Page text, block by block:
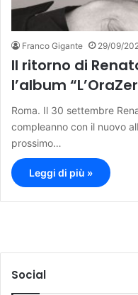
Franco Gigante 29/09/
Il ritorno di
l’album
Roma. Il 30 settembre
compleanno con il nuovo
prossimo…
Leggi di più »
Social